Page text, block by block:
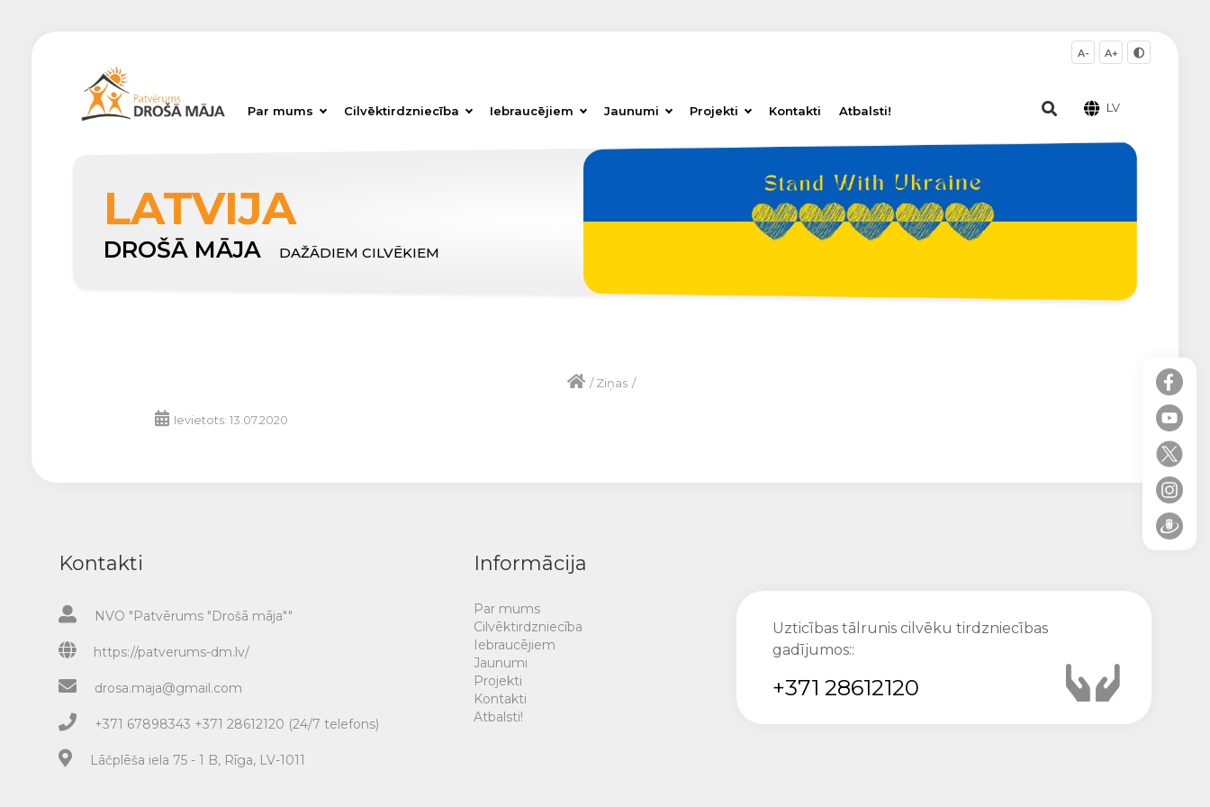
Par mums Cilvēktirdzniecība Iebraucējiem Jaunumi Projekti Kontakti Atbalsti!
A- A+
LV
LATVIJA
DROŠĀ MĀJA DAŽĀDIEM CILVĒKIEM
/Ziņas /
Ievietots: 13.07.2020
Kontakti
NVO "Patvērums "Drošā māja""
https://patverums-dm.lv/
drosa.maja@gmail.com
+371 67898343 +371 28612120 (24/7 telefons)
Lāčplēša iela 75 - 1 B, Rīga, LV-1011
Informācija
Par mums
Cilvēktirdzniecība
Iebraucējiem
Jaunumi
Projekti
Kontakti
Atbalsti!
Uzticības tālrunis cilvēku tirdzniecības
gadījumos::
+371 28612120